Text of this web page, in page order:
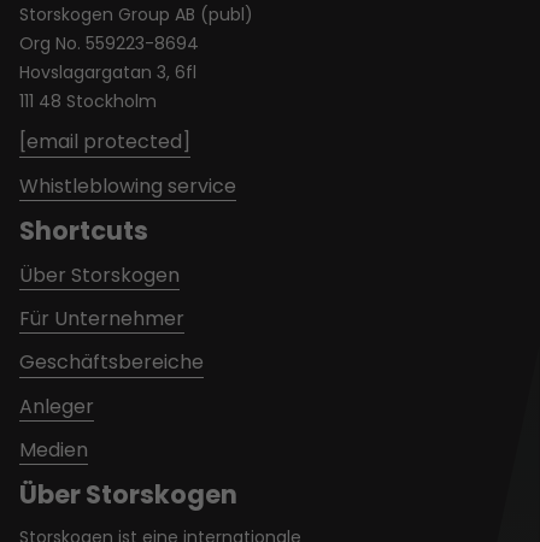
Über Storskogen
Storskogen Group AB (publ)
Org No. 559223-8694
Hovslagargatan 3, 6fl
111 48 Stockholm
[email protected]
Whistleblowing service
Shortcuts
Über Storskogen
Für Unternehmer
Geschäftsbereiche
Anleger
Medien